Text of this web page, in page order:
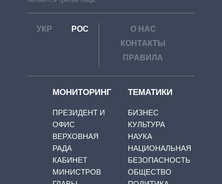
УКР РОС
О НАС
КОНТАКТЫ
ПРАВИЛА
МОНИТОРИНГ
ПРЕЗИДЕНТ И
ОФИС
ВЕРХОВНАЯ
РАДА
КАБИНЕТ
МИНИСТРОВ
ТЕМАТИКИ
БИЗНЕС
КУЛЬТУРА
НАУКА
НАЦИОНАЛЬНАЯ
БЕЗОПАСНОСТЬ
ОБЩЕСТВО